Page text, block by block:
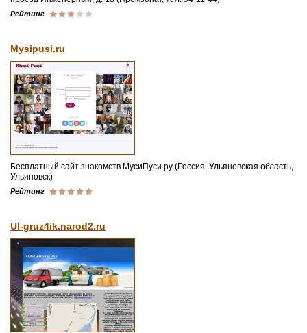
Рейтинг
Mysipusi.ru
Бесплатный сайт знакомств МусиПуси.ру (Россия, Ульяновская область,
Ульяновск)
Рейтинг
Ul-gruz4ik.narod2.ru